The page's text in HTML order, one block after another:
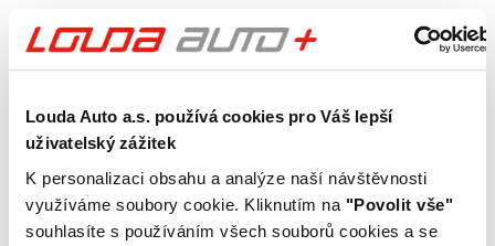
Louda Auto a.s. používá cookies pro Váš lepší
uživatelský zážitek
K personalizaci obsahu a analýze naší návštěvnosti
využíváme soubory cookie. Kliknutím na "Povolit vše"
souhlasíte s používáním všech souborů cookies a se
Výbava
Komfort
Multimédia